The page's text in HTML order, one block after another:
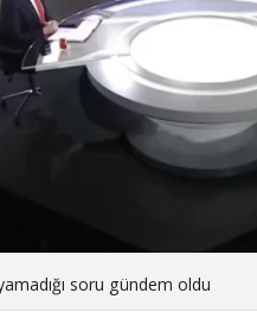
soru gündem oldu